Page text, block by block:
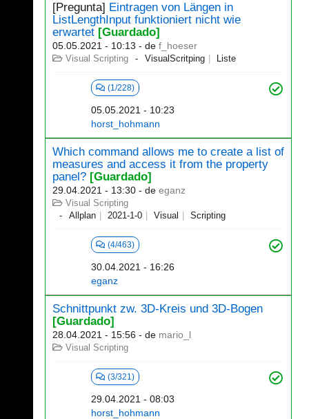
[Pregunta] Eintragen von Längen in
ListLengthInput funktioniert nicht wie
erwartet [Guardado]
05.05.2021 - 10:13 - de f_hoeser
Visual Scripting VisualScritping Liste
(1/228)
05.05.2021 - 10:23
horst_hohmann
Which command allows me to create a list of
measures and access it from the property
panel? [Guardado]
29.04.2021 - 13:30 - de eganz
Visual Scripting
Allplan
2021-1-0 Visual Scripting
(4/463)
30.04.2021 - 16:26
eganz
Schnittpunkt zw. 3D-Kreis und 3D-Bogen
[Guardado]
28.04.2021 - 15:56 - de mario_l
Visual Scripting
(3/321)
29.04.2021 - 08:03
horst_hohmann